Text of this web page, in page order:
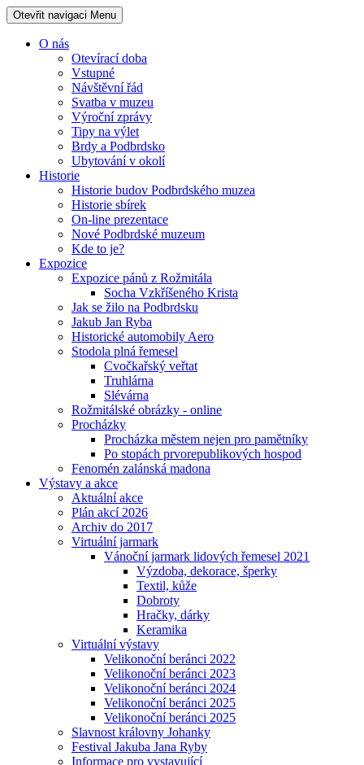
Otevřit navigaci Menu
O nás
Otevírací doba
Vstupné
Návštěvní řád
Svatba v muzeu
Výroční zprávy
Tipy na výlet
Brdy a Podbrdsko
Ubytování v okolí
Historie
Historie budov Podbrdského muzea
Historie sbírek
On-line prezentace
Nové Podbrdské muzeum
Kde to je?
Expozice
Expozice pánů z Rožmitála
Socha Vzkříšeného Krista
Jak se žilo na Podbrdsku
Jakub Jan Ryba
Historické automobily Aero
Stodola plná řemesel
Cvočkařský veřtat
Truhlárna
Slévárna
Rožmitálské obrázky - online
Procházky
Procházka městem nejen pro pamětníky
Po stopách prvorepublikových hospod
Fenomén zalánská madona
Výstavy a akce
Aktuální akce
Plán akcí 2026
Archiv do 2017
Virtuální jarmark
Vánoční jarmark lidových řemesel 2021
Výzdoba, dekorace, šperky
Textil, kůže
Dobroty
Hračky, dárky
Keramika
Virtuální výstavy
Velikonoční beránci 2022
Velikonoční beránci 2023
Velikonoční beránci 2024
Velikonoční beránci 2025
Velikonoční beránci 2025
Slavnost královny Johanky
Festival Jakuba Jana Ryby
Informace pro vystavující